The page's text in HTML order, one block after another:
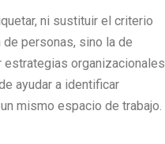
ni sustituir el criterio
personas, sino la de
estrategias organizacionales
ayudar a identificar
mismo espacio de trabajo.